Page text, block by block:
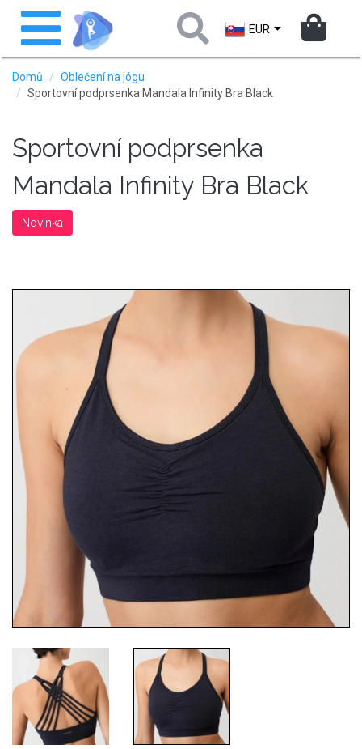
Přejít
hlavnímu
obsahu
Toggle
navigation
EUR
Domů
Oblečení na jógu
Sportovní podprsenka Mandala Infinity Bra Black
Sportovní podprsenka
Mandala Infinity Bra Black
Novinka